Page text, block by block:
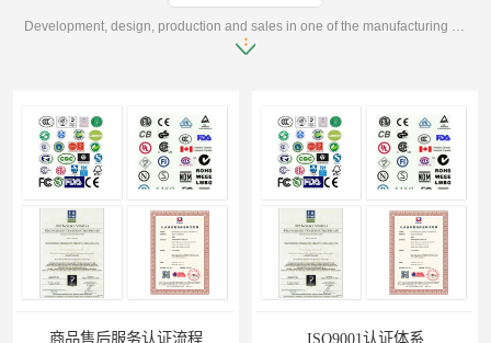
商品售后服务认证流程 ISO9001认证体系